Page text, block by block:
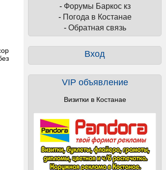
- Форумы Баркос кз
- Погода в Костанае
- Обратная связь
Вход
VIP объявление
Визитки в Костанае